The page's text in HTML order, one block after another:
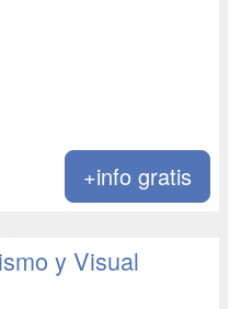
+info gratis
y Visual